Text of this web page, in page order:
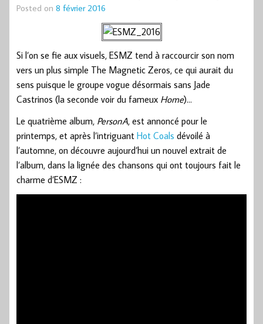
Posted on 8 février 2016
Si l’on se fie aux visuels, ESMZ tend à raccourcir son nom
vers un plus simple The Magnetic Zeros, ce qui aurait du
sens puisque le groupe vogue désormais sans Jade
Castrinos (la seconde voir du fameux Home)…
Le quatrième album, PersonA, est annoncé pour le
printemps, et après l’intriguant Hot Coals dévoilé à
l’automne, on découvre aujourd’hui un nouvel extrait de
l’album, dans la lignée des chansons qui ont toujours fait le
charme d’ESMZ :